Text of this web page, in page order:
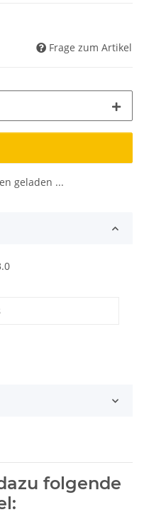
Frage zum Artikel
geladen ...
folgende